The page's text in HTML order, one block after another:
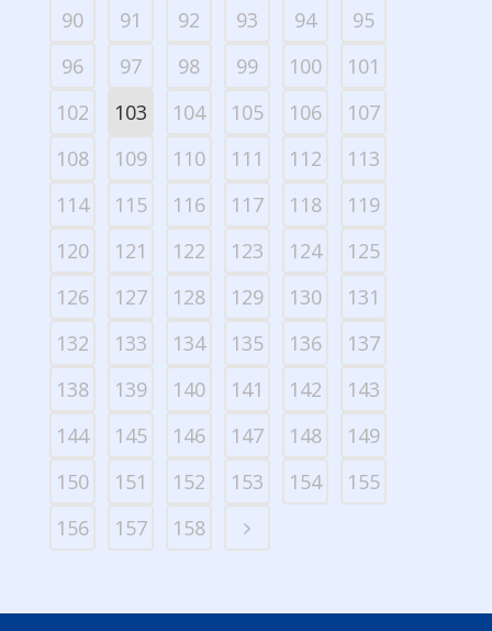
90
91 92 93 94
95
96
97 98 99 100
101
102
103 104 105 106
107
108
109 110 111 112
113
114
115 116 117 118
119
120
121 122 123 124
125
126
127 128 129 130
131
132
133 134 135 136
137
138
139 140 141 142
143
144
145 146 147 148
149
150
151 152 153 154
155
156
157 158